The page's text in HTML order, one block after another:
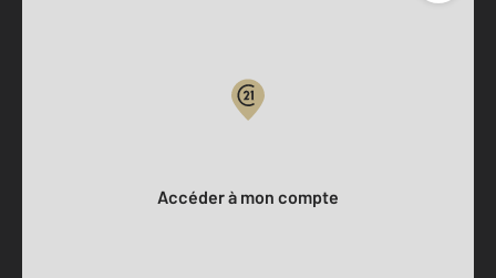
Accéder à mon compte